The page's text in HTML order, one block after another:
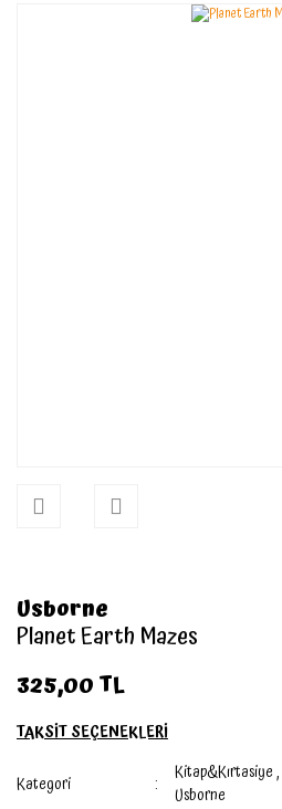
Usborne
Planet Earth Mazes
325,00 TL
TAKSİT SEÇENEKLERİ
Kategori Kitap&Kırtasiye,
Usborne